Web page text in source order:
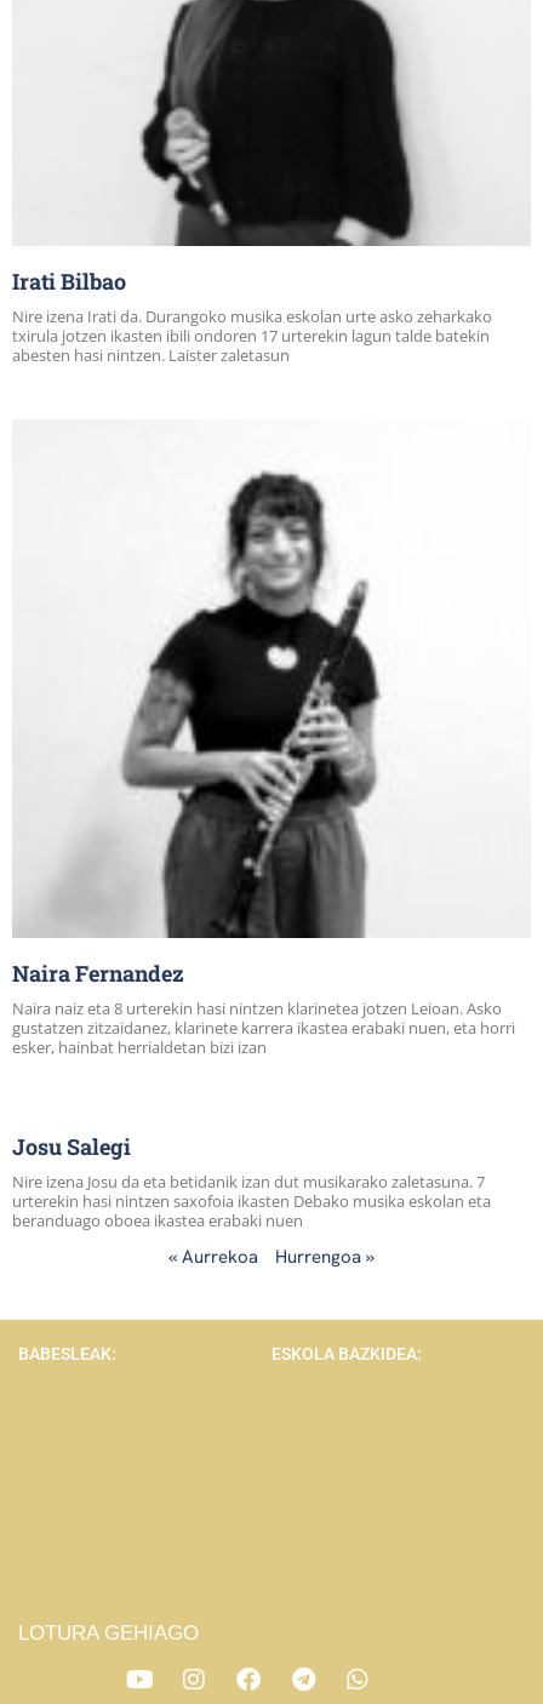
Irati Bilbao
Nire izena Irati da. Durangoko musika eskolan urte asko zeharkako
txirula jotzen ikasten ibili ondoren 17 urterekin lagun talde batekin
abesten hasi nintzen. Laister zaletasun
Naira Fernandez
Naira naiz eta 8 urterekin hasi nintzen klarinetea jotzen Leioan. Asko
gustatzen zitzaidanez, klarinete karrera ikastea erabaki nuen, eta horri
esker, hainbat herrialdetan bizi izan
Josu Salegi
Nire izena Josu da eta betidanik izan dut musikarako zaletasuna. 7
urterekin hasi nintzen saxofoia ikasten Debako musika eskolan eta
beranduago oboea ikastea erabaki nuen
« Aurrekoa Hurrengoa »
BABESLEAK: ESKOLA BAZKIDEA:
LOTURA GEHIAGO